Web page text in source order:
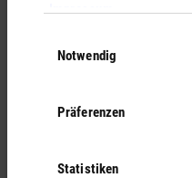
Impressum.
Notwendig
Präferenzen
Statistiken